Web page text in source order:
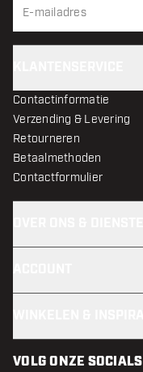
Contactinformatie
Verzending & Levering
Retourneren
Betaalmethoden
Contactformulier
VOLG ONZE SOCIALS